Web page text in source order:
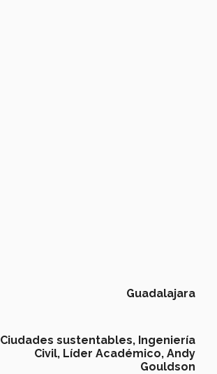
Guadalajara
Ciudades sustentables, Ingeniería
Civil, Líder Académico, Andy
Gouldson